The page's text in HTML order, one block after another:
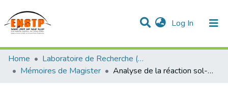
Log In (current)
DSPACE de l'École Nationale Supérieure des Travaux
Publics
Communities & Collections
Statistics
All of DSpace
Home
Laboratoire de Recherche (LTPiTE)
Mémoires de Magister
Analyse de la réaction sol-chaux dans les sols stabilisés